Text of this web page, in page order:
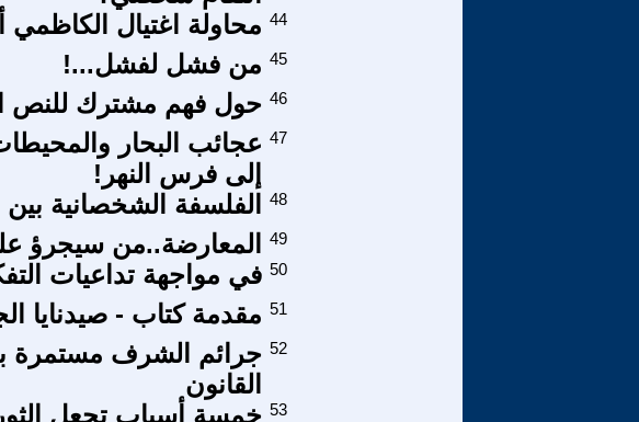
محاولة اغتيال الكاظمي 44
من فشل لفشل...! 45
حول فهم مشترك للنص 46
عجائب البحار
إلى فرس النهر!
47
الفلسفة الشخصانية 48
المعارضة..من سيجرؤ
49
في مواجهة تداعيات 50
مقدمة كتاب - صيدنايا 51
جرائم الشرف مستمرة
القانون
52
خمسة أسباب تجعل 53